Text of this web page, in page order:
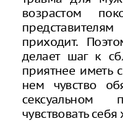
возрастом
приходит.
делает шаг к
приятнее иметь
нем чувство
сексуальном
чувствовать